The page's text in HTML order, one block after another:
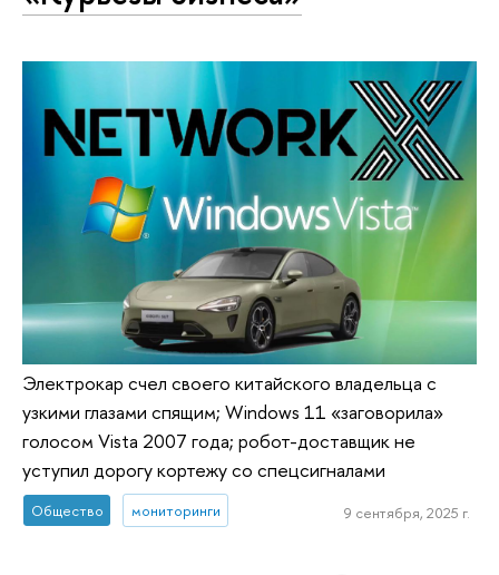
Электрокар счел своего китайского владельца с
узкими глазами спящим; Windows 11 «заговорила»
голосом Vista 2007 года; робот-доставщик не
уступил дорогу кортежу со спецсигналами
Общество мониторинги 9 сентября, 2025 г.